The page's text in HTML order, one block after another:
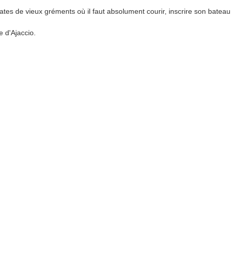
de vieux gréments où il faut absolument courir, inscrire son bateau
d'Ajaccio.